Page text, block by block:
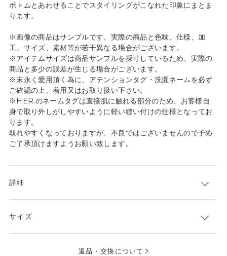
ボトムとあわせることでスタイリングがこなれた印象にまとま
ります。
※画像の商品はサンプルです。実際の商品と色味、仕様、加
工、サイズ、素材等が若干異なる場合がございます。
※アイテムサイズは商品サンプルを採寸しているため、実際の
商品と多少の誤差が生じる場合がございます。
※末永く愛用頂く為に、アテンションタグ・洗濯ネームを必ず
ご確認の上、着用又はお取り扱い下さい。
※HER.のネームタグは直接肌に触れる部分のため、お客様自
身で取り外しがしやすいように軽い縫い付けの仕様となってお
ります。
取れやすくなっておりますが、不良ではございませんので予め
ご了承頂けますようお願い致します。
詳細
サイズ
返品・交換について